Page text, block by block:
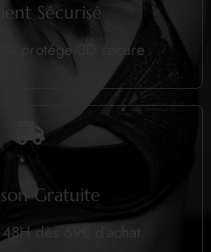
Sécurisé
protégé 3D secure
Gratuite
dès 69€ d’achat